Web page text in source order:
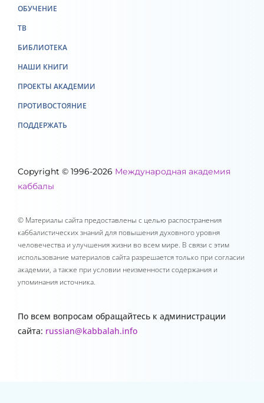
Copyright © 1996-2026 Международная академия
каббалы
© Материалы сайта предоставлены с целью распостранения
каббалистических знаний для повышения духовного уровня
человечества и улучшения жизни во всем мире. В связи с этим
использование материалов сайта разрешается только при согласии
академии, а также при условии неизменности содержания и
упоминания источника.
По всем вопросам обращайтесь к администрации
сайта: russian@kabbalah.info
ОБУЧЕНИЕ
ТВ
БИБЛИОТЕКА
НАШИ КНИГИ
ПРОЕКТЫ АКАДЕМИИ
ПРОТИВОСТОЯНИЕ
ПОДДЕРЖАТЬ